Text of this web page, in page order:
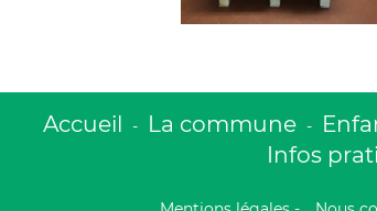
Accueil - La commune -
Infos